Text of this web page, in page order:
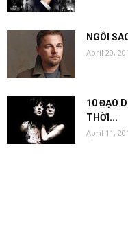
NGÔI
April 20,
10 ĐẠO
THỜI...
April 11,